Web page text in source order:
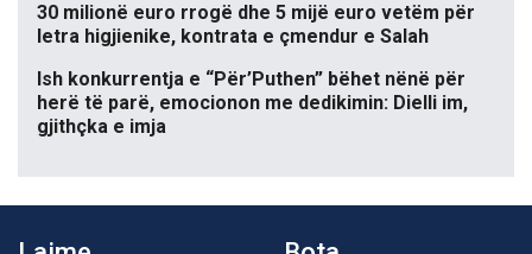
30 milionë euro rrogë dhe 5 mijë euro vetëm për
letra higjienike, kontrata e çmendur e Salah
Ish konkurrentja e “Për’Puthen” bëhet nënë për
herë të parë, emocionon me dedikimin: Dielli im,
gjithçka e imja